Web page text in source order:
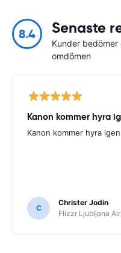
8.4 Senaste
Kunder
omdömen
Kanon kommer hyra
Kanon kommer hyra
C
Christer Jodin
Flizzr Ljubljana